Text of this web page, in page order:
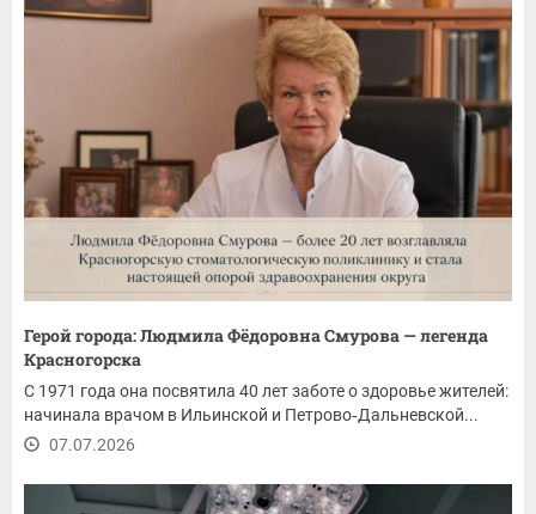
Герой города: Людмила Фёдоровна Смурова — легенда
Красногорска
С 1971 года она посвятила 40 лет заботе о здоровье жителей:
начинала врачом в Ильинской и Петрово‑Дальневской...
07.07.2026